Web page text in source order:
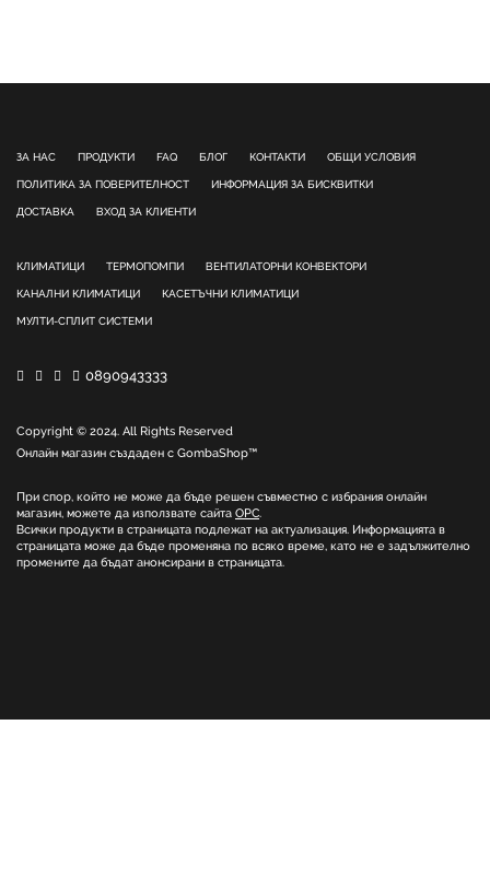
ЗА НАС ПРОДУКТИ FAQ БЛОГ КОНТАКТИ ОБЩИ УСЛОВИЯ
ПОЛИТИКА ЗА ПОВЕРИТЕЛНОСТ ИНФОРМАЦИЯ ЗА БИСКВИТКИ
ДОСТАВКА ВХОД ЗА КЛИЕНТИ
КЛИМАТИЦИ ТЕРМОПОМПИ ВЕНТИЛАТОРНИ КОНВЕКТОРИ
КАНАЛНИ КЛИМАТИЦИ КАСЕТЪЧНИ КЛИМАТИЦИ
МУЛТИ-СПЛИТ СИСТЕМИ
0890943333
Copyright © 2024. All Rights Reserved
Онлайн магазин създаден с GombaShop™
При спор, който не може да бъде решен съвместно с избрания онлайн
магазин, можете да използвате сайта ОРС.
Всички продукти в страницата подлежат на актуализация. Информацията в
страницата може да бъде променяна по всяко време, като не е задължително
промените да бъдат анонсирани в страницата.